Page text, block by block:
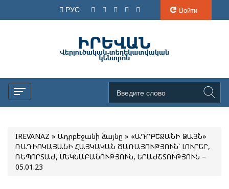
РУС Войти
IREVANAZ » Ադրբեջանի ձայնը » «ԱԴՐԲԵՋԱՆԻ ՁԱՅՆ»
ՌԱԴԻՈԿԱՅԱՆԻ ՀԱՅԿԱԿԱՆ ԾԱՌԱՅՈՒԹՅՈՒՆ՝ ԼՈՒՐԵՐ,
ՌԵՊՈՐՏԱԺ, ՄԵԿՆԱԲԱՆՈՒԹՅՈՒՆ, ԵՐԱԺՇՏՈՒԹՅՈՒՆ –
05.01.23